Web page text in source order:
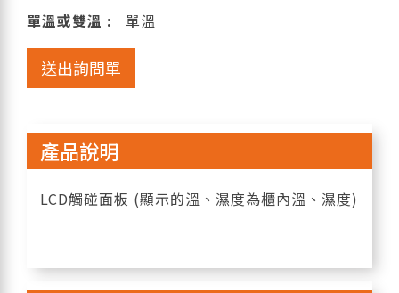
單溫或雙溫 :
單溫
送出詢問單
產品說明
LCD觸碰面板 (顯示的溫、濕度為櫃內溫、濕度)